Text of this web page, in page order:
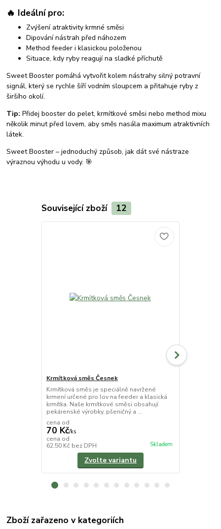
🔥 Ideální pro:
Zvýšení atraktivity krmné směsi
Dipování nástrah před náhozem
Method feeder i klasickou položenou
Situace, kdy ryby reagují na sladké příchutě
Sweet Booster pomáhá vytvořit kolem nástrahy silný potravní
signál, který se rychle šíří vodním sloupcem a přitahuje ryby z
širšího okolí.
Tip: Přidej booster do pelet, krmítkové směsi nebo method mixu
několik minut před lovem, aby směs nasála maximum atraktivních
látek.
Sweet Booster – jednoduchý způsob, jak dát své nástraze
výraznou výhodu u vody. 🎯
Související zboží 12
Krmítková směs Česnek
Krmítková směs je speciálně navržené
krmení určené pro lov na feeder a klasická
krmítka. Naše krmítkové směsi obsahují
pekárenské výrobky, pšeničný a ...
cena od
70 Kč/ks
cena od
62,50 Kč bez DPH Skladem
Zvolte variantu
Zboží zařazeno v kategoriích